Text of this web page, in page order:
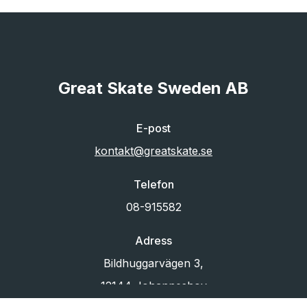
Great Skate Sweden AB
E-post
kontakt@greatskate.se
Telefon
08-915582
Adress
Bildhuggarvägen 3,
12144 Johanneshov